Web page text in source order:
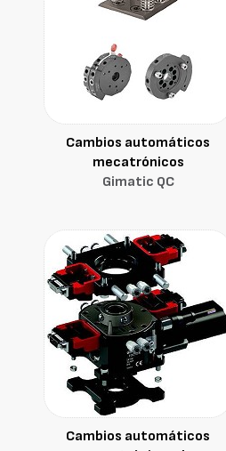
Cambios automáticos
mecatrónicos
Gimatic QC
Cambios automáticos